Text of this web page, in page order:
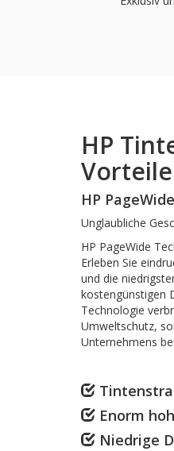
HP
HP
Unglaubliche
HP PageWide
Erleben Sie
und die
kostengünstigen
Technologie
Umweltschutz,
Unternehmens
Enorm
Niedrige